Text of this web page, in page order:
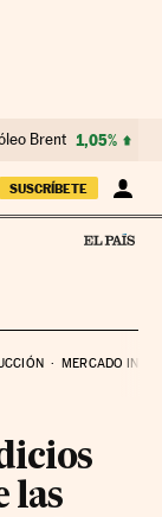
Brent 1,05%
SUSCRÍBETE
MERCADO
las